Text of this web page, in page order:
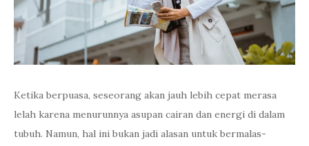
Ketika berpuasa, seseorang akan jauh lebih cepat merasa
lelah karena menurunnya asupan cairan dan energi di dalam
tubuh. Namun, hal ini bukan jadi alasan untuk bermalas-